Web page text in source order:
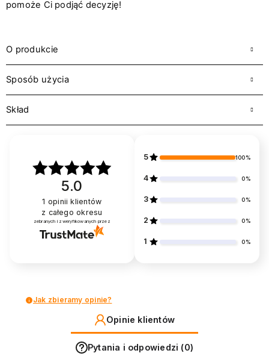
pomoże Ci podjąć decyzję!
O produkcie
Sposób użycia
Skład
5.0
1 opinii klientów
z całego okresu
zebranych i zweryfikowanych przez
5 100%
4 0%
3 0%
2 0%
1 0%
Jak zbieramy opinie?
Opinie klientów
Pytania i odpowiedzi (0)